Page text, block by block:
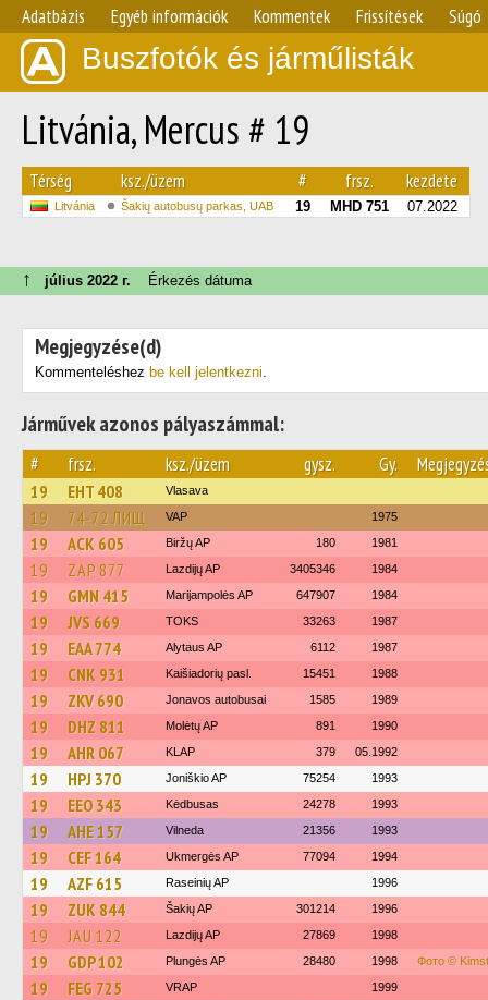
Adatbázis Egyéb információk Kommentek Frissítések Súgó
Buszfotók és járműlisták
Litvánia, Mercus # 19
Térség ksz./üzem # frsz. kezdete
Litvánia Šakių autobusų parkas, UAB 19 MHD 751 07.2022
↑ július 2022 г. Érkezés dátuma
Megjegyzése(d)
Kommenteléshez be kell jelentkezni.
Járművek azonos pályaszámmal:
# frsz. ksz./üzem gysz. Gy.
19 EHT 408 Vlasava
19 74-72 ЛИЩ VAP 1975
19 ACK 605 Biržų AP 180 1981
19 ZAP 877 Lazdijų AP 3405346 1984
19 GMN 415 Marijampolės AP 647907 1984
19 JVS 669 TOKS 33263 1987
19 EAA 774 Alytaus AP 6112 1987
19 CNK 931 Kaišiadorių pasl. 15451 1988
19 ZKV 690 Jonavos autobusai 1585 1989
19 DHZ 811 Molėtų AP 891 1990
19 AHR 067 KLAP 379 05.1992
19 HPJ 370 Joniškio AP 75254 1993
19 EEO 343 Kėdbusas 24278 1993
19 AHE 157 Vilneda 21356 1993
19 CEF 164 Ukmergės AP 77094 1994
19 AZF 615 Raseinių AP 1996
19 ZUK 844 Šakių AP 301214 1996
19 JAU 122 Lazdijų AP 27869 1998
19 GDP 102 Plungės AP 28480 1998 Фото ©
19 FEG 725 VRAP 1999